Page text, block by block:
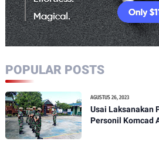
POPULAR POSTS
AGUSTUS 26, 2023
Usai Laksanakan
Personil Komcad